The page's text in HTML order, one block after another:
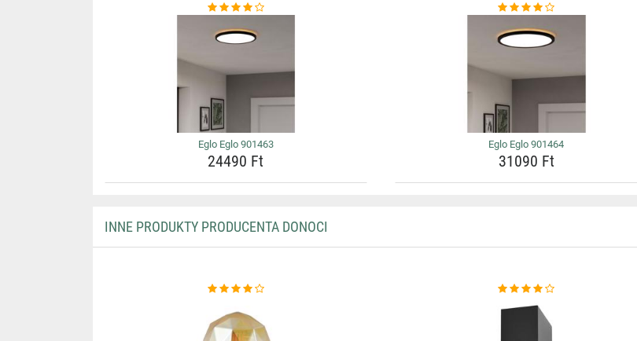
Eglo Eglo 901463
24490 Ft
Eglo Eglo 901464
31090 Ft
INNE PRODUKTY PRODUCENTA DONOCI